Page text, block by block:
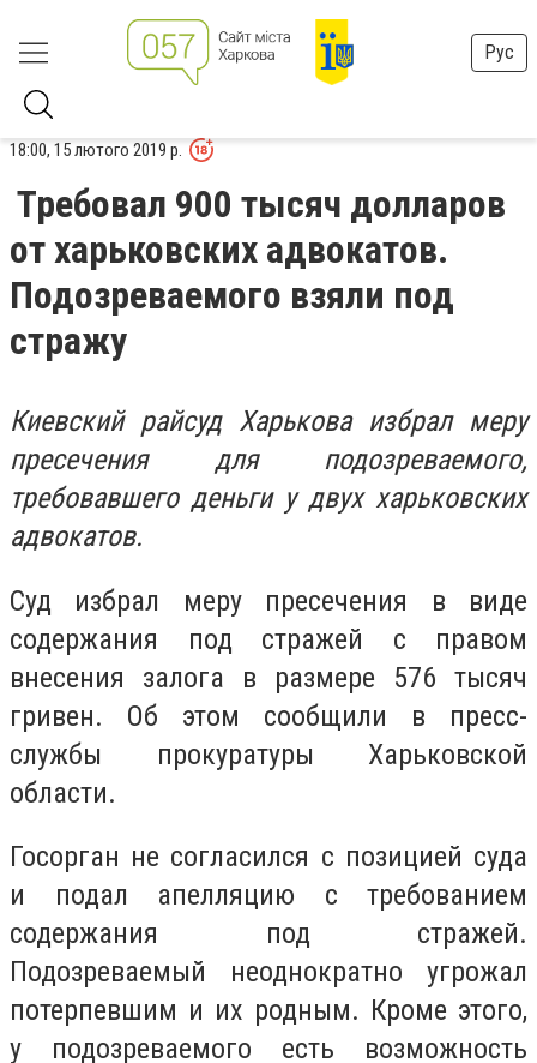
Рус
18:00, 15 лютого 2019 р.
Требовал 900 тысяч долларов
от харьковских адвокатов.
Подозреваемого взяли под
стражу
Киевский райсуд Харькова избрал меру
пресечения для подозреваемого,
требовавшего деньги у двух харьковских
адвокатов.
Суд избрал меру пресечения в виде
содержания под стражей с правом
внесения залога в размере 576 тысяч
гривен. Об этом сообщили в пресс-
службы прокуратуры Харьковской
области.
Госорган не согласился с позицией суда
и подал апелляцию с требованием
содержания под стражей.
Подозреваемый неоднократно угрожал
потерпевшим и их родным. Кроме этого,
у подозреваемого есть возможность